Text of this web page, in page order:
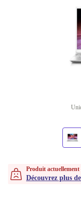
Produit
Découvrez plus